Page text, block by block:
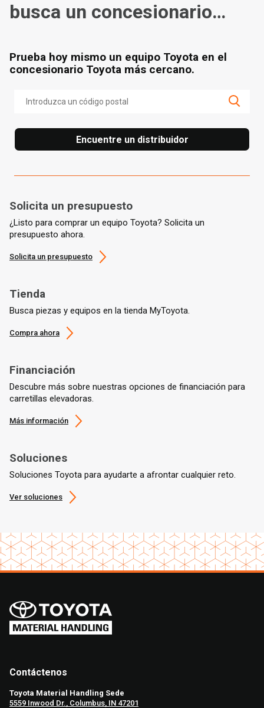
busca un concesionario
Prueba hoy mismo un equipo Toyota en el
concesionario Toyota más cercano.
Encuentre un distribuidor
Solicita un presupuesto
¿Listo para comprar un equipo Toyota? Solicita un
presupuesto ahora.
Solicita un presupuesto
Tienda
Busca piezas y equipos en la tienda MyToyota.
Compra ahora
Financiación
Descubre más sobre nuestras opciones de financiación para
carretillas elevadoras.
Más información
Soluciones
Soluciones Toyota para ayudarte a afrontar cualquier reto.
Ver soluciones
Contáctenos
Toyota Material Handling Sede
5559 Inwood Dr., Columbus, IN 47201